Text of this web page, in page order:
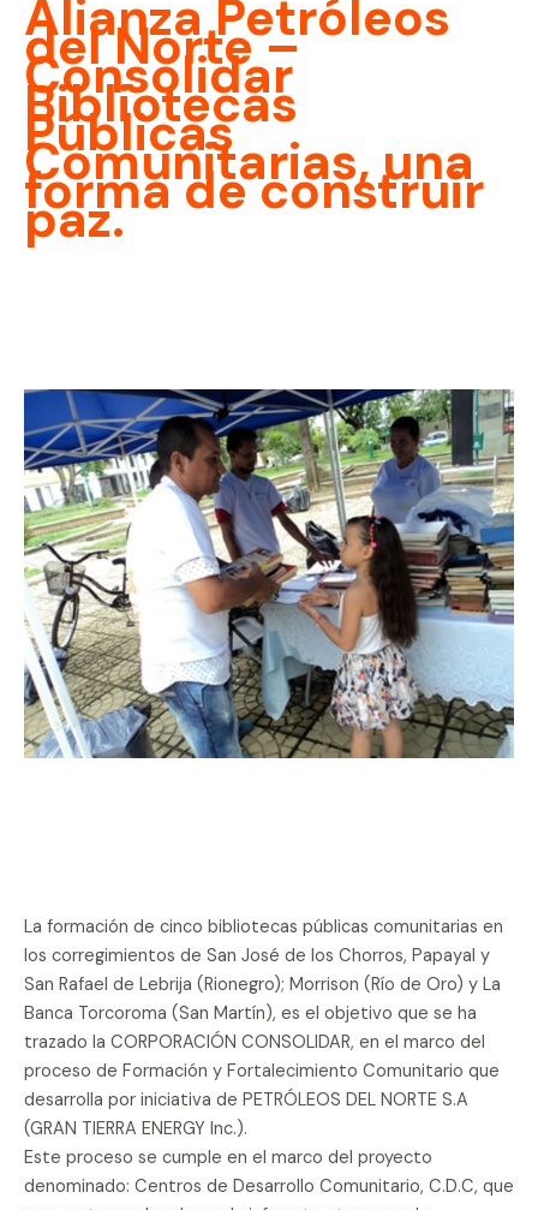
Alianza Petróleos
del Norte –
Consolidar
Bibliotecas
Públicas
Comunitarias, una
forma de construir
paz.
La formación de cinco bibliotecas públicas comunitarias en
los corregimientos de San José de los Chorros, Papayal y
San Rafael de Lebrija (Rionegro); Morrison (Río de Oro) y La
Banca Torcoroma (San Martín), es el objetivo que se ha
trazado la CORPORACIÓN CONSOLIDAR, en el marco del
proceso de Formación y Fortalecimiento Comunitario que
desarrolla por iniciativa de PETRÓLEOS DEL NORTE S.A
(GRAN TIERRA ENERGY Inc.).
Este proceso se cumple en el marco del proyecto
denominado: Centros de Desarrollo Comunitario, C.D.C, que